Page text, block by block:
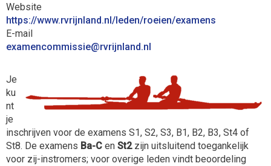
Website
https://www.rvrijnland.nl/leden/roeien/examens
E-mail
eissimmocnemaxe@rvrijnland.nl
Je
ku
nt
je
inschrijven voor de examens S1, S2, S3, B1, B2, B3, St4 of
St8. De examens Ba-C en St2zijn uitsluitend toegankelijk
voor zij-instromers; voor overige leden vindt beoordeling